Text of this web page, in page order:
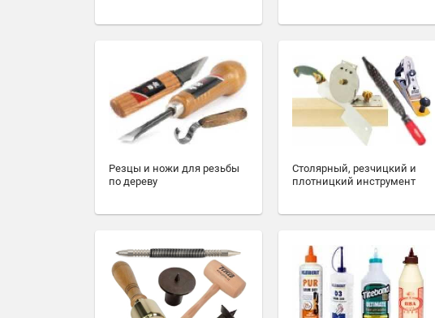
Резцы и ножи для резьбы
по дереву
Столярный, резчицкий и
плотницкий инструмент